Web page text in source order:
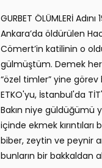
GURBET ÖLÜMLERİ
Ankara’da öldürülen
Cömert’in katilinin o
gülmüştüm. Demek
“özel timler” yine
ETKO'yu, İstanbul'da
Bakın niye güldüğümü
içinde ekmek
biber, zeytin ve peynir
bunların bir bakkaldan